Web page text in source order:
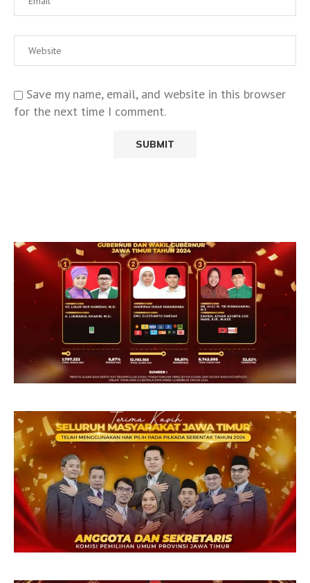
Save my name, email, and website in this browser
for the next time I comment.